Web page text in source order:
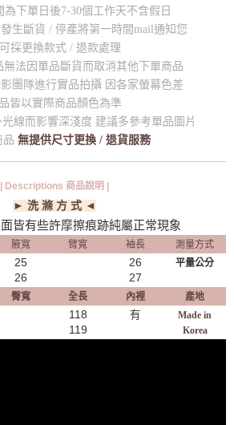
為下單日後7-30個工作天不含假日
生斷貨 / 停產將第一時間mail通知您
採更換款式 / 退款處理
無法因單品斷貨而取消其他下單商品
團隊進行實品拍攝 因各家螢幕色差
皆以實際商品顏色為準
線而影響深淺度 建議多參考單品圖片
品 無提供尺寸更換 / 退貨服務
| Descriptions 商品說明 |
► 洗 滌 方 式 ◄
皆有些許摩擦痕跡純屬正常現象
腋寬 臂寬 袖長
測量方式
25
26
26
27
平量公分
臀寬 全長 內裡 產地
118
119
有
Made in
Korea